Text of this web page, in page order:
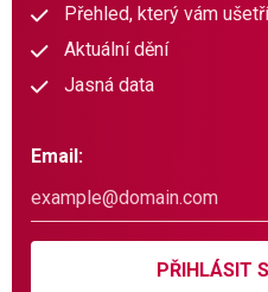
Přehled, který vám
Aktuální dění
Jasná data
Email:
PŘIHLÁSIT